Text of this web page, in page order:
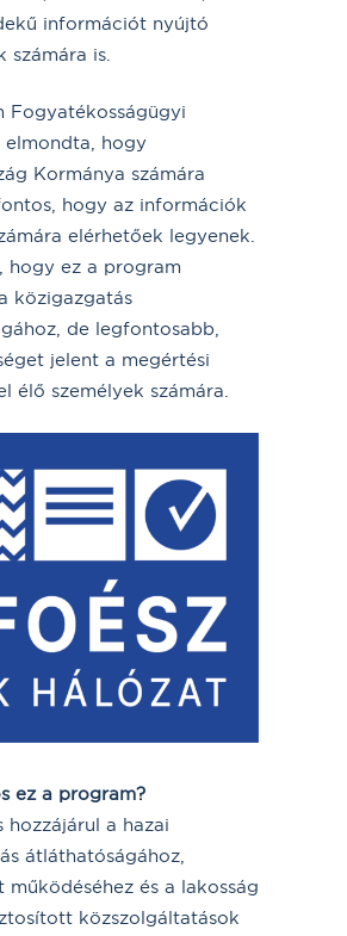
információt nyújtó
számára is.
Fogyatékosságügyi
hogy
Kormánya számára
hogy az információk
elérhetőek legyenek.
hogy ez a program
közigazgatás
de legfontosabb,
jelent a megértési
élő személyek számára.
ez a program?
hozzájárul a hazai
átláthatóságához,
működéséhez és a lakosság
közszolgáltatások